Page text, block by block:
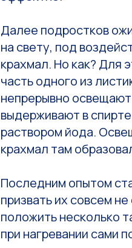
Далее подростков
на свету, под
крахмал. Но как? Для
часть одного из
непрерывно
выдерживают в
раствором йода.
крахмал там
Последним опытом
призвать их совсем
положить несколько
при нагревании сами